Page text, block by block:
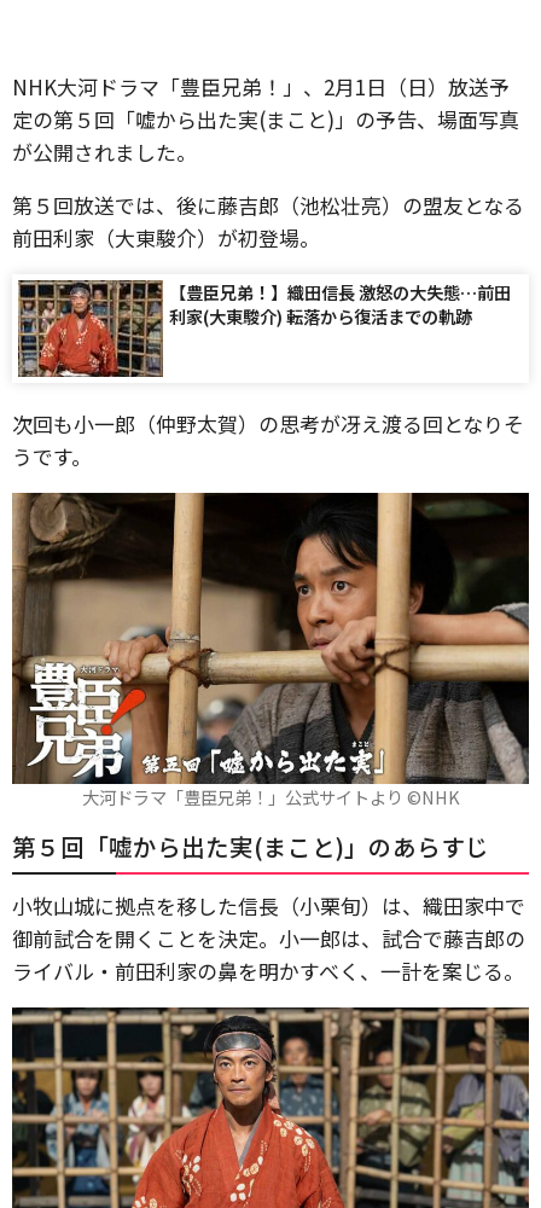
NHK大河ドラマ「豊臣兄弟！」、2月1日（日）放送予
定の第５回「嘘から出た実(まこと)」の予告、場面写真
が公開されました。
第５回放送では、後に藤吉郎（池松壮亮）の盟友となる
前田利家（大東駿介）が初登場。
【豊臣兄弟！】織田信長 激怒の大失態…前田
利家(大東駿介) 転落から復活までの軌跡
次回も小一郎（仲野太賀）の思考が冴え渡る回となりそ
うです。
大河ドラマ「豊臣兄弟！」公式サイトより ©️NHK
第５回「嘘から出た実(まこと)」のあらすじ
小牧山城に拠点を移した信長（小栗旬）は、織田家中で
御前試合を開くことを決定。小一郎は、試合で藤吉郎の
ライバル・前田利家の鼻を明かすべく、一計を案じる。